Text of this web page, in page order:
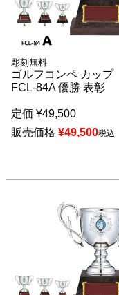
彫刻無料
ゴルフコンペ カップ
FCL-84A 優勝 表彰
定価 ¥49,500
販売価格 ¥49,500税込